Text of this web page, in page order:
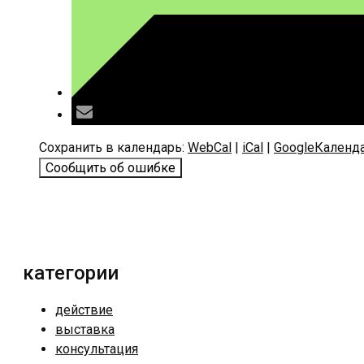
Сохранить в календарь: WebCal | iCal |
Сообщить об ошибке
категории
действие
выставка
консультация